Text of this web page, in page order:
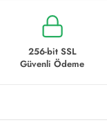
256-bit SSL
Güvenli Ödeme